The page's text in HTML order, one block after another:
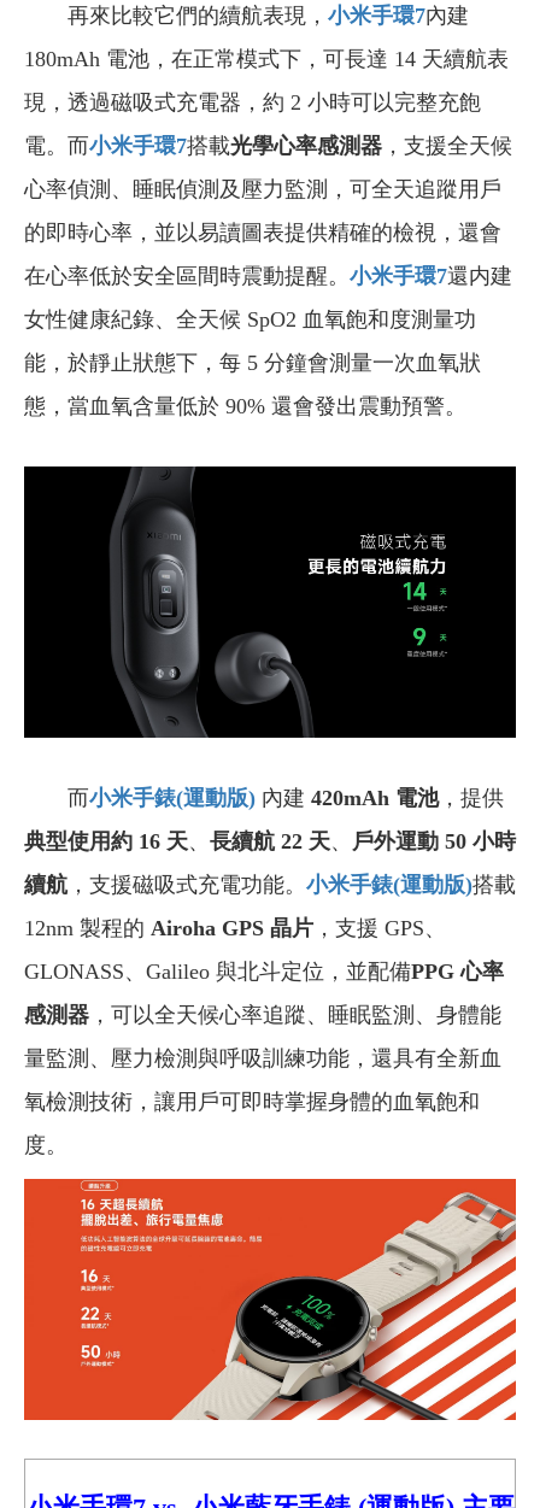
再來比較它們的續航表現， 小米手環7內建
180mAh 電池，在正常模式下，可長達 14 天續航表
現，透過磁吸式充電器，約 2 小時可以完整充飽
電。而小米手環7搭載光學心率感測器 ，支援全天候
心率偵測、睡眠偵測及壓力監測，可全天追蹤用戶
的即時心率，並以易讀圖表提供精確的檢視，還會
在心率低於安全區間時震動提醒。 小米手環7還内建
女性健康紀錄、全天候 SpO2 血氧飽和度測量功
能，於靜止狀態下，每 5 分鐘會測量一次血氧狀
態，當血氧含量低於 90% 還會發出震動預警。
而小米手錶(運動版) 內建 420mAh 電池，提供
典型使用約 16 天、 長續航 22 天、
戶外運動 50 小時
續航 ，支援磁吸式充電功能。 小米手錶(運動版)搭載
12nm 製程的 Airoha GPS 晶片 ，支援 GPS、
GLONASS、Galileo 與北斗定位，並配備PPG 心率
感測器 ，可以全天候心率追蹤、睡眠監測、身體能
量監測、壓力檢測與呼吸訓練功能，還具有全新血
氧檢測技術，讓用戶可即時掌握身體的血氧飽和
度。